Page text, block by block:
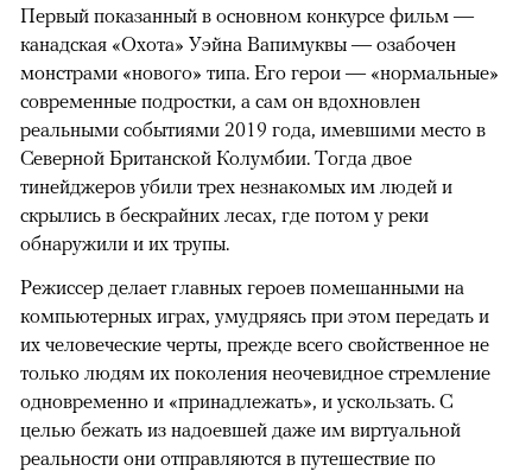
Первый показанный в основном конкурсе фильм —
канадская «Охота» Уэйна Вапимуквы — озабочен
монстрами «нового» типа. Его герои — «нормальные»
современные подростки, а сам он вдохновлен
реальными событиями 2019 года, имевшими место в
Северной Британской Колумбии. Тогда двое
тинейджеров убили трех незнакомых им людей и
скрылись в бескрайних лесах, где потом у реки
обнаружили и их трупы.
Режиссер делает главных героев помешанными на
компьютерных играх, умудряясь при этом передать и
их человеческие черты, прежде всего свойственное не
только людям их поколения неочевидное стремление
одновременно и «принадлежать», и ускользать. С
целью бежать из надоевшей даже им виртуальной
реальности они отправляются в путешествие по